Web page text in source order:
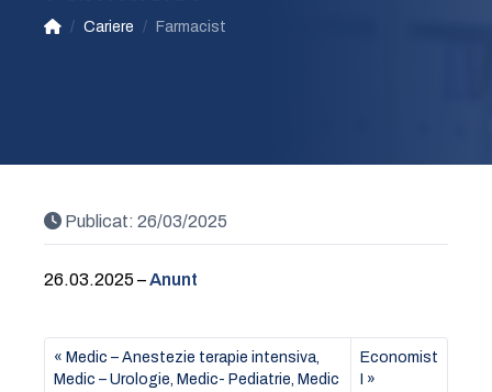
/ Cariere / Farmacist
Publicat: 26/03/2025
26.03.2025 –Anunt
Medic – Anestezie terapie intensiva,
Medic – Urologie, Medic- Pediatrie, Medic
Economist